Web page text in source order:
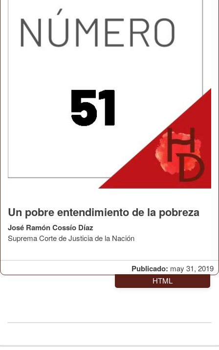
Publicado: may 31, 2019
Un pobre entendimiento de la pobreza
José Ramón Cossío Díaz
Suprema Corte de Justicia de la Nación
HTML